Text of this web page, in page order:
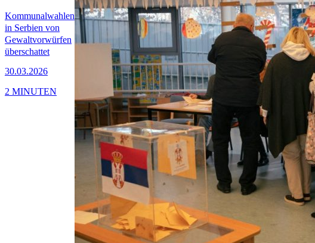
Kommunalwahlen
in Serbien von
Gewaltvorwürfen
überschattet
30.03.2026
2 MINUTEN